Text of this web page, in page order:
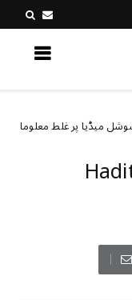
پر غلط معلومات کیسے